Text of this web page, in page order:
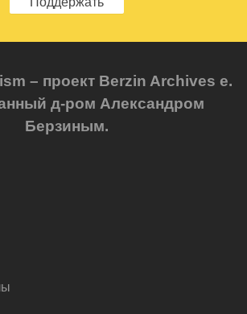
– проект Berzin Archives e.
д-ром Александром
Берзиным.